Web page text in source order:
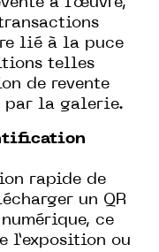
à l’œuvre,
lié à la puce
telles
de revente
par la galerie.
rapide de
un QR
ce
l’exposition ou